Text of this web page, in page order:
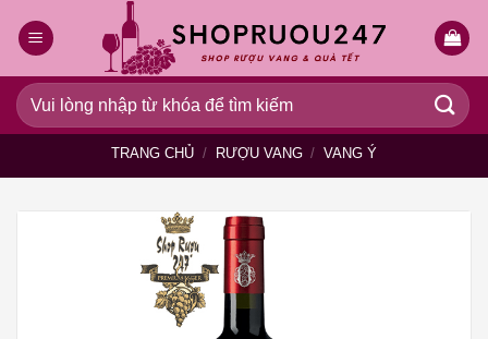
qua
dung
Tìm
kiếm:
TRANG CHỦ / RƯỢU VANG / VANG Ý